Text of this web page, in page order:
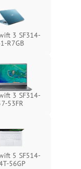
3 SF314-
R7GB
3 SF314-
53FR
5 SF514-
56GP